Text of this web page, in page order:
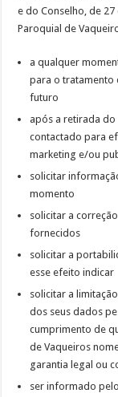
e do Conselho, de
Paroquial de
a qualquer
para o tratamento
futuro
após a retirada
contactado para
marketing e/ou
solicitar
momento
solicitar a
fornecidos
solicitar a
esse efeito indicar
solicitar a
dos seus dados
cumprimento de
de Vaqueiros
garantia legal ou
ser informado